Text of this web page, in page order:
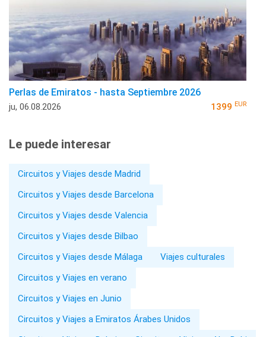
Perlas de Emiratos - hasta Septiembre 2026
ju, 06.08.2026 1399 EUR
Le puede interesar
Circuitos y Viajes desde Madrid
Circuitos y Viajes desde Barcelona
Circuitos y Viajes desde Valencia
Circuitos y Viajes desde Bilbao
Circuitos y Viajes desde Málaga
Viajes culturales
Circuitos y Viajes en verano
Circuitos y Viajes en Junio
Circuitos y Viajes a Emiratos Árabes Unidos